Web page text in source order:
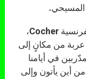
المسيحي.
يقول إنّ كلمة Coach من الكلمة الفرنسية Cocher،
عربة من مكانٍ إلى
في أيامنا
أين يأتون وإلى